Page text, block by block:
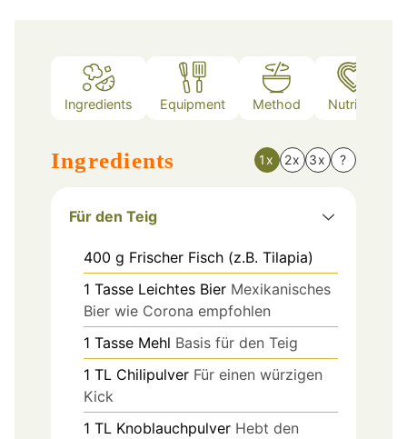
Ingredients Equipment Method Nutrition
Ingredients 1x 2x 3x ?
Für den Teig
400 g Frischer Fisch (z.B. Tilapia)
1 Tasse Leichtes Bier Mexikanisches
Bier wie Corona empfohlen
1 Tasse Mehl Basis für den Teig
1 TL Chilipulver Für einen würzigen
Kick
1 TL Knoblauchpulver Hebt den